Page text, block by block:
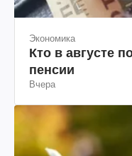
Экономика
Кто в августе
пенсии
Вчера